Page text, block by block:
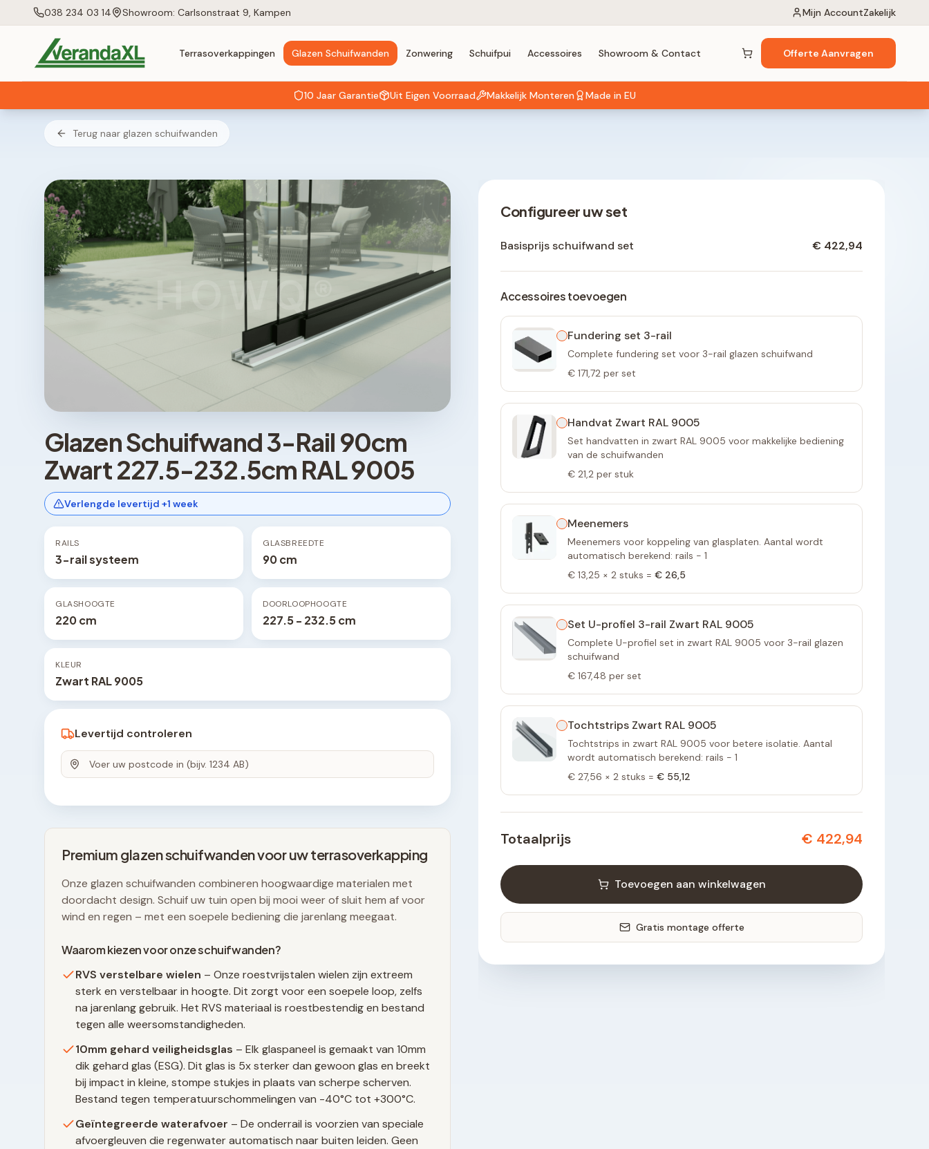
038 234 03 14 Showroom: Carlsonstraat 9, Kampen Mijn AccountZakelijk
Terrasoverkappingen Glazen Schuifwanden Zonwering Schuifpui Accessoires Showroom & Contact Winkelwagen (0items)
Offerte Aanvragen
10 Jaar Garantie Uit Eigen Voorraad Makkelijk Monteren Made in EU
Terug naar glazen schuifwanden
HOWQ®
Glazen Schuifwand 3-Rail 90cm
Zwart 227.5-232.5cm RAL 9005
Verlengde levertijd +1 week
RAILS
3-rail systeem
GLASBREEDTE
90 cm
GLASHOOGTE
220 cm
DOORLOOPHOOGTE
227.5 - 232.5 cm
KLEUR
Zwart RAL 9005
Levertijd controleren
Premium glazen schuifwanden voor uw terrasoverkapping
Onze glazen schuifwanden combineren hoogwaardige materialen met
doordacht design. Schuif uw tuin open bij mooi weer of sluit hem af voor
wind en regen – met een soepele bediening die jarenlang meegaat.
Waarom kiezen voor onze schuifwanden?
RVS verstelbare wielen – Onze roestvrijstalen wielen zijn extreem
sterk en verstelbaar in hoogte. Dit zorgt voor een soepele loop, zelfs
na jarenlang gebruik. Het RVS materiaal is roestbestendig en bestand
tegen alle weersomstandigheden.
10mm gehard veiligheidsglas – Elk glaspaneel is gemaakt van 10mm
dik gehard glas (ESG). Dit glas is 5x sterker dan gewoon glas en breekt
bij impact in kleine, stompe stukjes in plaats van scherpe scherven.
Bestand tegen temperatuurschommelingen van -40°C tot +300°C.
Geïntegreerde waterafvoer – De onderrail is voorzien van speciale
afvoergleuven die regenwater automatisch naar buiten leiden. Geen
Configureer uw set
Basisprijs schuifwand set € 422,94
Accessoires toevoegen
Fundering set 3-rail
Complete fundering set voor 3-rail glazen schuifwand
€ 171,72 per set
Handvat Zwart RAL 9005
Set handvatten in zwart RAL 9005 voor makkelijke bediening
van de schuifwanden
€ 21,2 per stuk
Meenemers
Meenemers voor koppeling van glasplaten. Aantal wordt
automatisch berekend: rails - 1
€ 13,25 × 2 stuks = € 26,5
Set U-profiel 3-rail Zwart RAL 9005
Complete U-profiel set in zwart RAL 9005 voor 3-rail glazen
schuifwand
€ 167,48 per set
Tochtstrips Zwart RAL 9005
Tochtstrips in zwart RAL 9005 voor betere isolatie. Aantal
wordt automatisch berekend: rails - 1
€ 27,56 × 2 stuks = € 55,12
Totaalprijs € 422,94
Toevoegen aan winkelwagen
Gratis montage offerte